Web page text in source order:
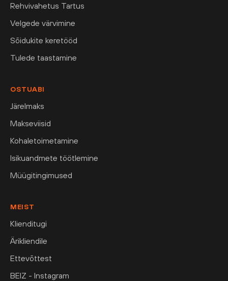
Rehvivahetus Tartus
Velgede värvimine
Sõidukite keretööd
Tulede taastamine
OSTUABI
Järelmaks
Makseviisid
Kohaletoimetamine
Isikuandmete töötlemine
Müügitingimused
MEIST
Klienditugi
Ärikliendile
Ettevõttest
BEIZ - Instagram